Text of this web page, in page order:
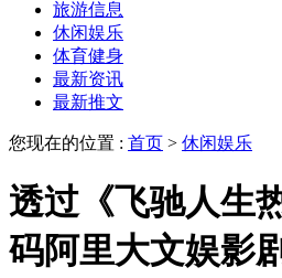
旅游信息
休闲娱乐
体育健身
最新资讯
最新推文
您现在的位置 : 首页 > 休闲娱乐
透过《飞驰人生
码阿里大文娱影